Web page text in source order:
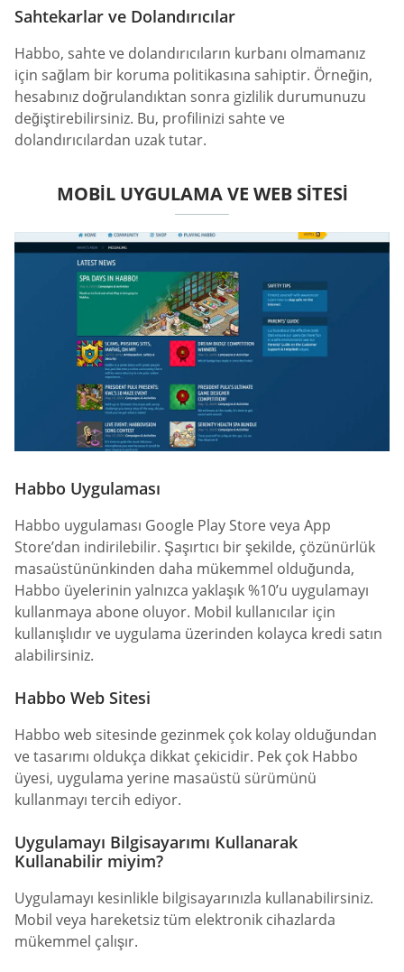
Sahtekarlar ve Dolandırıcılar
Habbo, sahte ve dolandırıcıların kurbanı olmamanız
için sağlam bir koruma politikasına sahiptir. Örneğin,
hesabınız doğrulandıktan sonra gizlilik durumunuzu
değiştirebilirsiniz. Bu, profilinizi sahte ve
dolandırıcılardan uzak tutar.
MOBIL UYGULAMA VE WEB SITESI
Habbo Uygulaması
Habbo uygulaması Google Play Store veya App
Store’dan indirilebilir. Şaşırtıcı bir şekilde, çözünürlük
masaüstününkinden daha mükemmel olduğunda,
Habbo üyelerinin yalnızca yaklaşık %10’u uygulamayı
kullanmaya abone oluyor. Mobil kullanıcılar için
kullanışlıdır ve uygulama üzerinden kolayca kredi satın
alabilirsiniz.
Habbo Web Sitesi
Habbo web sitesinde gezinmek çok kolay olduğundan
ve tasarımı oldukça dikkat çekicidir. Pek çok Habbo
üyesi, uygulama yerine masaüstü sürümünü
kullanmayı tercih ediyor.
Uygulamayı Bilgisayarımı Kullanarak
Kullanabilir miyim?
Uygulamayı kesinlikle bilgisayarınızla kullanabilirsiniz.
Mobil veya hareketsiz tüm elektronik cihazlarda
mükemmel çalışır.